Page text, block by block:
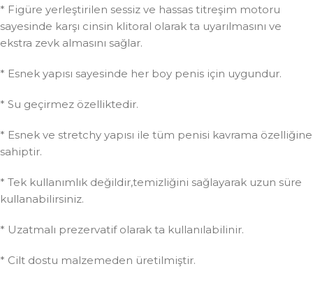
* Figüre yerleştirilen sessiz ve hassas titreşim motoru
sayesinde karşı cinsin klitoral olarak ta uyarılmasını ve
ekstra zevk almasını sağlar.
* Esnek yapısı sayesinde her boy penis için uygundur.
* Su geçirmez özelliktedir.
* Esnek ve stretchy yapısı ile tüm penisi kavrama özelliğine
sahiptir.
* Tek kullanımlık değildir,temizliğini sağlayarak uzun süre
kullanabilirsiniz.
* Uzatmalı prezervatif olarak ta kullanılabilinir.
* Cilt dostu malzemeden üretilmiştir.